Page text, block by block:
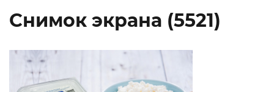
Снимок экрана (5521)